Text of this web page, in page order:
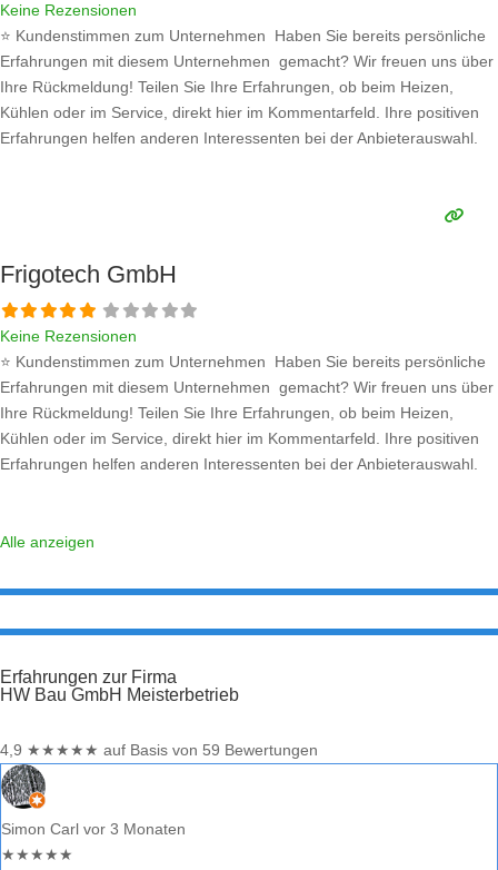
Keine Rezensionen
⭐ Kundenstimmen zum Unternehmen Haben Sie bereits persönliche
Erfahrungen mit diesem Unternehmen gemacht? Wir freuen uns über
Ihre Rückmeldung! Teilen Sie Ihre Erfahrungen, ob beim Heizen,
Kühlen oder im Service, direkt hier im Kommentarfeld. Ihre positiven
Erfahrungen helfen anderen Interessenten bei der Anbieterauswahl.
Frigotech GmbH
Keine Rezensionen
⭐ Kundenstimmen zum Unternehmen Haben Sie bereits persönliche
Erfahrungen mit diesem Unternehmen gemacht? Wir freuen uns über
Ihre Rückmeldung! Teilen Sie Ihre Erfahrungen, ob beim Heizen,
Kühlen oder im Service, direkt hier im Kommentarfeld. Ihre positiven
Erfahrungen helfen anderen Interessenten bei der Anbieterauswahl.
Alle anzeigen
Erfahrungen zur Firma
HW Bau GmbH Meisterbetrieb
4,9 ★★★★★ auf Basis von 59 Bewertungen
Simon Carl vor 3 Monaten
★★★★★